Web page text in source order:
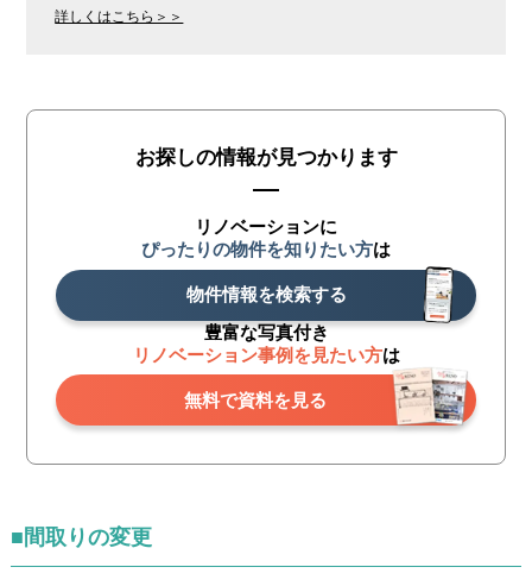
詳しくはこちら＞＞
お探しの情報が見つかります
リノベーションに
ぴったりの物件を知りたい方は
物件情報を検索する
豊富な写真付き
リノベーション事例を見たい方は
無料で資料を見る
■間取りの変更